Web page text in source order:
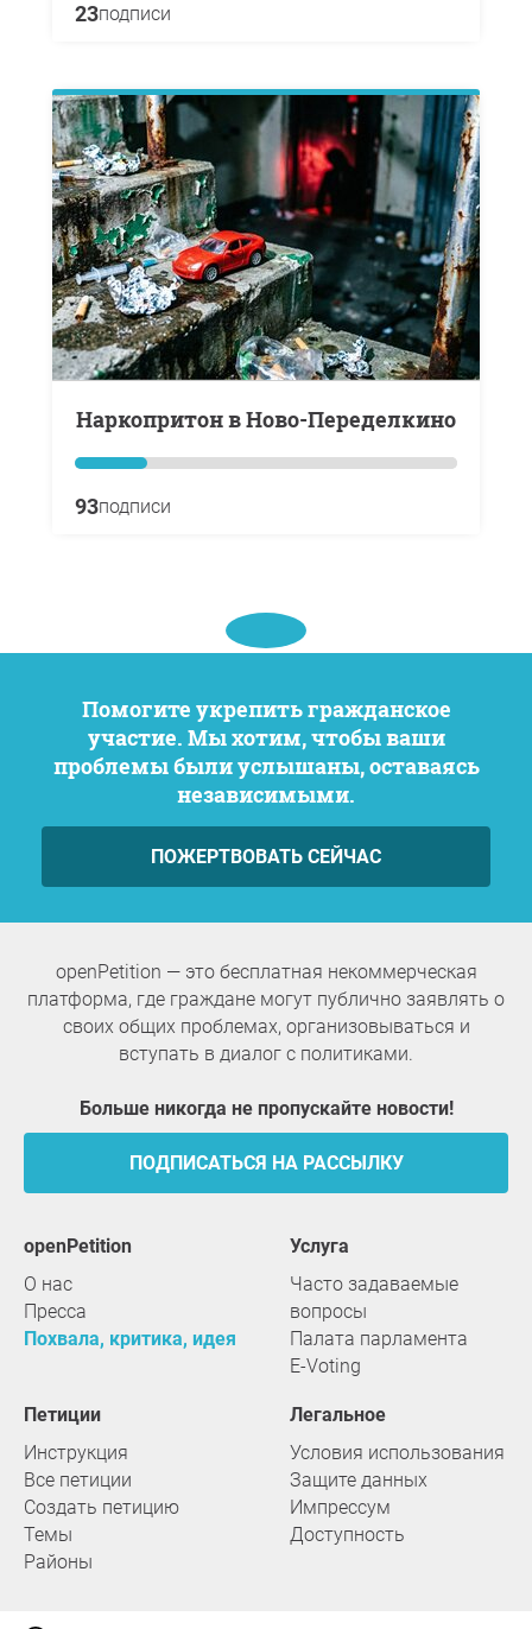
23подписи
Наркопритон в Ново-Переделкино
93подписи
Помогите укрепить гражданское
участие. Мы хотим, чтобы ваши
проблемы были услышаны, оставаясь
независимыми.
ПОЖЕРТВОВАТЬ СЕЙЧАС
openPetition — это бесплатная некоммерческая
платформа, где граждане могут публично заявлять о
своих общих проблемах, организовываться и
вступать в диалог с политиками.
Больше никогда не пропускайте новости!
ПОДПИСАТЬСЯ НА РАССЫЛКУ
openPetition
О нас
Пресса
Похвала, критика, идея
услуга
Часто задаваемые
вопросы
Палата парламента
E-Voting
Петиции
Инструкция
Все петиции
Создать петицию
Темы
Районы
Легальное
Условия использования
Защите данных
Импрессум
Доступность